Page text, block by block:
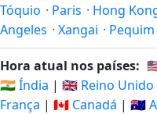
Tóquio · Paris · Hong
Angeles · Xangai · Pequim
Hora atual nos países:
🇮🇳 Índia | 🇬🇧 Reino Unido
França | 🇨🇦 Canadá | 🇦🇺